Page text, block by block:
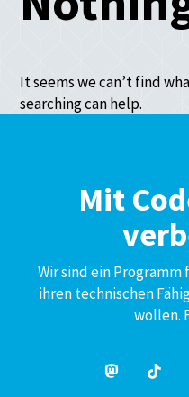
It seems we can’t find
searching can help.
Mit
Wir sind ein
ihren technischen
wollen.